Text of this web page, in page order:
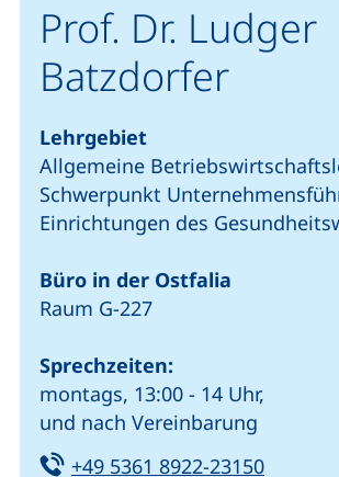
Prof. Dr. Ludger
Batzdorfer
Lehrgebiet
Allgemeine
Schwerpunkt
Einrichtungen des
Büro in der Ostfalia
Raum G-227
Sprechzeiten:
montags, 13:00 - 14 Uhr,
und nach Vereinbarung
Tel:
+49 5361 8922-23150(startet